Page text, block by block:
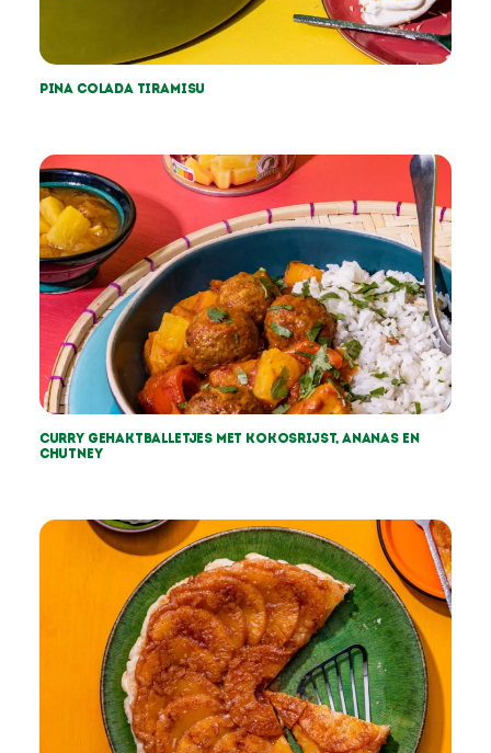
Pina colada tiramisu
Curry gehaktballetjes met kokosrijst, ananas en
chutney